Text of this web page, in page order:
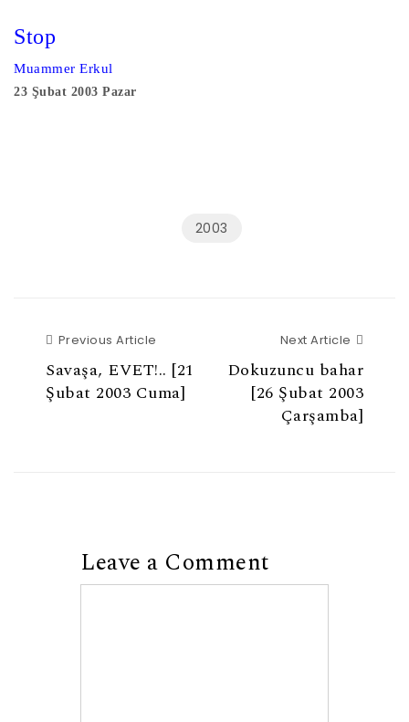
Stop
Muammer Erkul
23 Şubat 2003 Pazar
2003
Previous Article
Savaşa, EVET!.. [21
Şubat 2003 Cuma]
Next Article
Dokuzuncu bahar
[26 Şubat 2003
Çarşamba]
Leave a Comment